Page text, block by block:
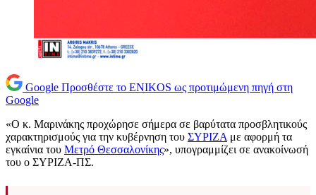
Google Προσθέστε το ENIKOS ως προτιμώμενη πηγή στη
Google
«Ο κ. Μαρινάκης προχώρησε σήμερα σε βαρύτατα προσβλητικούς
χαρακτηρισμούς για την κυβέρνηση του ΣΥΡΙΖΑ με αφορμή τα
εγκαίνια του Μετρό Θεσσαλονίκης», υπογραμμίζει σε ανακοίνωσή
του ο ΣΥΡΙΖΑ-ΠΣ.